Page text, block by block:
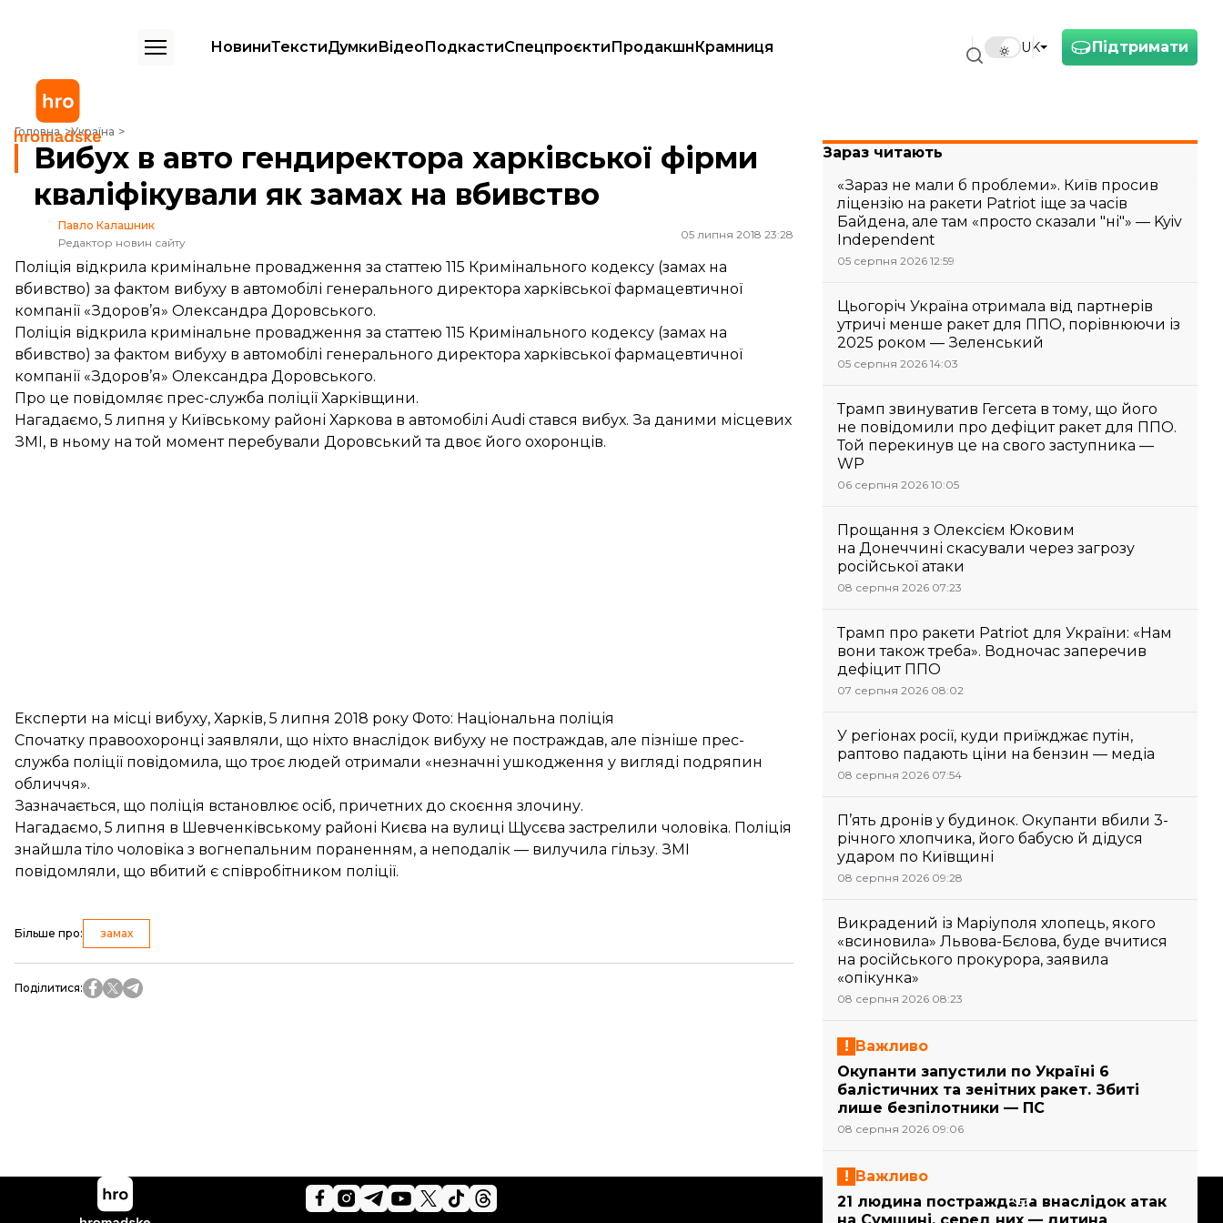
Підтримати
UK
НовиниТекстиДумкиВідеоПодкастиСпецпроєктиПродакшнКрамниця
Головна Україна
Вибух в авто гендиректора харківської фірми кваліфікували як замах на вбивство
Вибух в авто гендиректора харківської фірми
кваліфікували як замах на вбивство
Павло Калашник
Редактор новин сайту
05 липня 2018 23:28
Поліція відкрила кримінальне провадження за статтею 115 Кримінального кодексу (замах на
вбивство) за фактом вибуху в автомобілі генерального директора харківської фармацевтичної
компанії «Здоров’я» Олександра Доровського.
Поліція відкрила кримінальне провадження за статтею 115 Кримінального кодексу (замах на
вбивство) за фактом вибуху в автомобілі генерального директора харківської фармацевтичної
компанії «Здоров’я» Олександра Доровського.
Про це повідомляє прес-служба поліції Харківщини.
Нагадаємо, 5 липня у Київському районі Харкова в автомобілі Audi стався вибух. За даними місцевих
ЗМІ, в ньому на той момент перебували Доровський та двоє його охоронців.
Експерти на місці вибуху, Харків, 5 липня 2018 року Фото: Національна поліція
Спочатку правоохоронці заявляли, що ніхто внаслідок вибуху не постраждав, але пізніше прес-
служба поліції повідомила, що троє людей отримали «незначні ушкодження у вигляді подряпин
обличчя».
Зазначається, що поліція встановлює осіб, причетних до скоєння злочину.
Нагадаємо, 5 липня в Шевченківському районі Києва на вулиці Щусєва застрелили чоловіка. Поліція
знайшла тіло чоловіка з вогнепальним пораненням, а неподалік — вилучила гільзу. ЗМІ
повідомляли, що вбитий є співробітником поліції.
Більше про: замах
Поділитися:
Зараз читають
«Зараз не мали б проблеми». Київ просив
ліцензію на ракети Patriot іще за часів
Байдена, але там «просто сказали "ні"» — Kyiv
Independent
05 серпня 2026 12:59
Цьогоріч Україна отримала від партнерів
утричі менше ракет для ППО, порівнюючи із
2025 роком — Зеленський
05 серпня 2026 14:03
Трамп звинуватив Гегсета в тому, що його
не повідомили про дефіцит ракет для ППО.
Той перекинув це на свого заступника —
WP
06 серпня 2026 10:05
Прощання з Олексієм Юковим
на Донеччині скасували через загрозу
російської атаки
08 серпня 2026 07:23
Трамп про ракети Patriot для України: «Нам
вони також треба». Водночас заперечив
дефіцит ППО
07 серпня 2026 08:02
У регіонах росії, куди приїжджає путін,
раптово падають ціни на бензин — медіа
08 серпня 2026 07:54
П’ять дронів у будинок. Окупанти вбили 3-
річного хлопчика, його бабусю й дідуся
ударом по Київщині
08 серпня 2026 09:28
Викрадений із Маріуполя хлопець, якого
«всиновила» Львова-Бєлова, буде вчитися
на російського прокурора, заявила
«опікунка»
08 серпня 2026 08:23
Важливо
Окупанти запустили по Україні 6
балістичних та зенітних ракет. Збиті
лише безпілотники — ПС
08 серпня 2026 09:06
Важливо
21 людина постраждала внаслідок атак
Підтримати